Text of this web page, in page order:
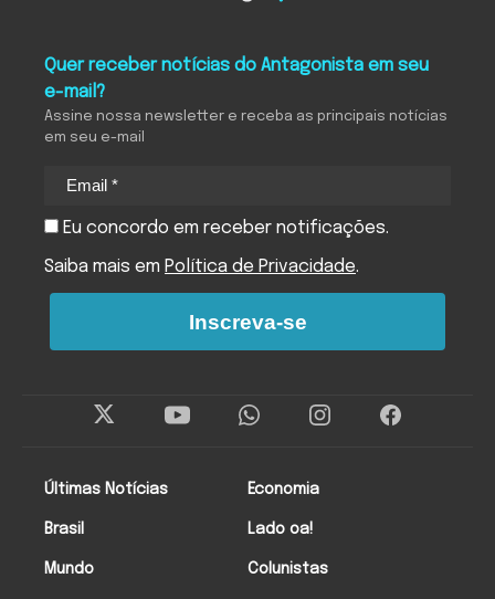
Últimas Notícias
Brasil
Mundo
Economia
Lado oa!
Colunistas
Quer receber notícias do Antagonista em seu
e-mail?
Assine nossa newsletter e receba as principais notícias
em seu e-mail
Eu concordo em receber notificações.
Saiba mais em Política de Privacidade.
Inscreva-se